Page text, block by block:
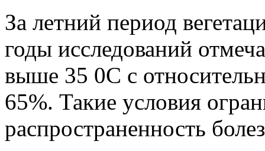
За летний период
годы исследований
выше 35 0С с
65%. Такие условия
распространенность